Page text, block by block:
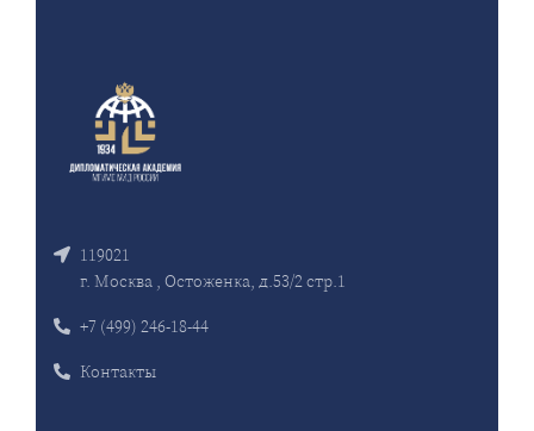
119021
г. Москва , Остоженка, д.53/2 стр.1
+7 (499) 246-18-44
Контакты